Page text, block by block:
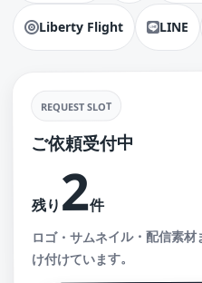
Liberty Flight LINE
REQUEST SLOT
ご依頼受付中
残り 2件
ロゴ・サムネイル・配信素
け付けています。